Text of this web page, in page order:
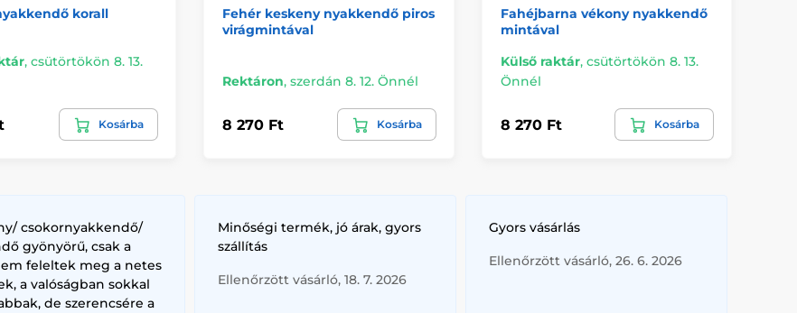
korall
, csütörtökön 8. 13.
Kosárba
Fehér keskeny nyakkendő piros
virágmintával
Rektáron, szerdán 8. 12. Önnél
8 270 Ft Kosárba
Fahéjbarna vékony nyakkendő
mintával
Külső raktár, csütörtökön 8. 13.
Önnél
8 270 Ft Kosárba
csokornyakkendő/
gyönyörű, csak a
feleltek meg a netes
a valóságban sokkal
de szerencsére a
Minőségi termék, jó árak, gyors
szállítás
Ellenőrzött vásárló, 18. 7. 2026
Gyors vásárlás
Ellenőrzött vásárló, 26. 6. 2026